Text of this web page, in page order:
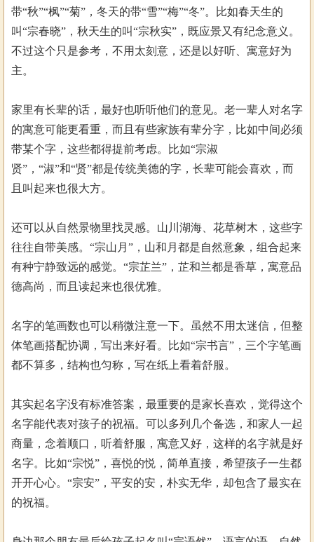
带“秋”“枫”“菊”，冬天的带“雪”“梅”“冬”。比如春天生的
叫“宗春晓”，秋天生的叫“宗秋实”，既应景又有纪念意义。
不过这个只是参考，不用太刻意，还是以好听、寓意好为
主。
家里有长辈的话，最好也听听他们的意见。老一辈人对名字
的寓意可能更看重，而且有些家族有辈分字，比如中间必须
带某个字，这些都得提前考虑。比如“宗淑
贤”，“淑”和“贤”都是传统美德的字，长辈可能会喜欢，而
且叫起来也很大方。
还可以从自然景物里找灵感。山川湖海、花草树木，这些字
往往自带美感。“宗山月”，山和月都是自然意象，组合起来
有种宁静致远的感觉。“宗芷兰”，芷和兰都是香草，寓意品
德高尚，而且读起来也很优雅。
名字的笔画数也可以稍微注意一下。虽然不用太迷信，但整
体笔画搭配协调，写出来好看。比如“宗书言”，三个字笔画
都不算多，结构也匀称，写在纸上看着舒服。
其实起名字没有标准答案，最重要的是家长喜欢，觉得这个
名字能代表对孩子的祝福。可以多列几个备选，和家人一起
商量，念着顺口，听着舒服，寓意又好，这样的名字就是好
名字。比如“宗悦”，喜悦的悦，简单直接，希望孩子一生都
开开心心。“宗安”，平安的安，朴实无华，却包含了最实在
的祝福。